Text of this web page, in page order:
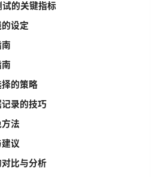
的关键指标
设定
的策略
录的技巧
法
议
比与分析